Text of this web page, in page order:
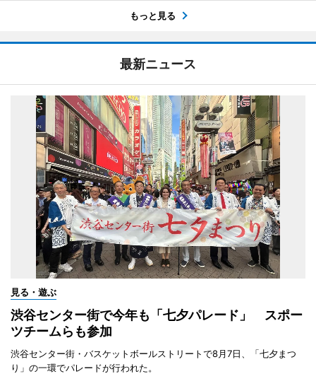
もっと見る
最新ニュース
見る・遊ぶ
渋谷センター街で今年も「七夕パレード」 スポー
ツチームらも参加
渋谷センター街・バスケットボールストリートで8月7日、「七夕まつ
り」の一環でパレードが行われた。